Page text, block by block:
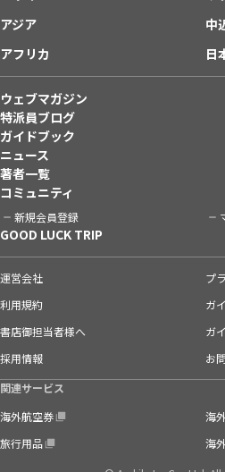
アジア
中
アフリカ
日
ウェブマガジン
特派員ブログ
ガイドブック
ニュース
著者一覧
コミュニティ
新規会員登録
GOOD LUCK TRIP
運営会社
プ
利用規約
ガ
書店御担当者様へ
ガ
採用情報
お
関連サービス
海外航空券
海
旅行用品
海